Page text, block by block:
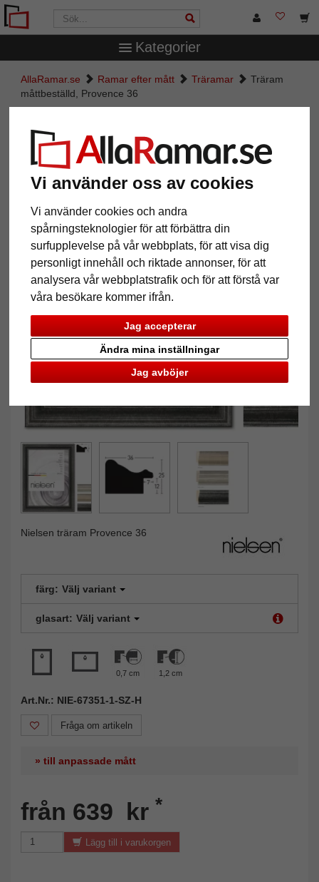
Vi använder oss av cookies
Vi använder cookies och andra
spårningsteknologier för att förbättra din
surfupplevelse på vår webbplats, för att visa dig
personligt innehåll och riktade annonser, för att
analysera vår webbplatstrafik och för att förstå var
våra besökare kommer ifrån.
Jag accepterar
Jag avböjer
Ändra mina inställningar
Kategorier
AllaRamar.se Ramar efter mått Träramar
Träram
måttbeställd, Provence 36
Träram måttbeställd, Provence 36
Tillbaka
Nielsen träram Provence 36
färg: Välj variant
glasart: Välj variant
0,7 cm 1,2 cm
Art.Nr.: NIE-67351-1-SZ-H
Fråga om artikeln
» till anpassade mått
från 639 kr *
Lägg till i varukorgen